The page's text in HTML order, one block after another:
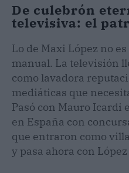
De culebrón
televisiva: el
Lo de Maxi López no
manual. La televisión
como lavadora
mediáticas que
Pasó con Mauro Icardi
en España con
que entraron como
y pasa ahora con